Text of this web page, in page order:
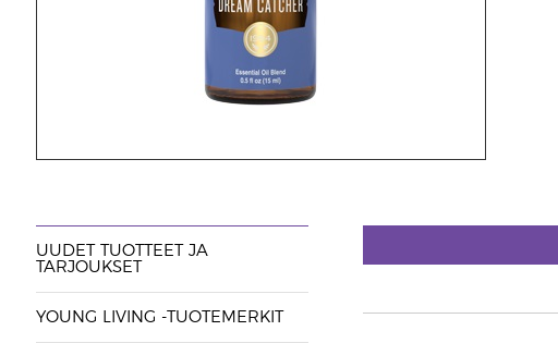
UUDET TUOTTEET JA
TARJOUKSET
YOUNG LIVING -TUOTEMERKIT